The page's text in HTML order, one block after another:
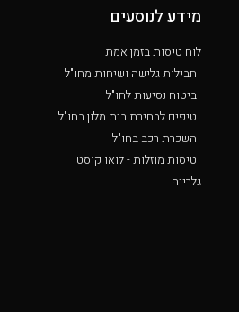
מידע לנוסעים
לוח טיסות בזמן אמת
חבילות גלישה ושיחות מחו"ל
ביטוח נסיעות לחו"ל
טיפים לבחירת בית מלון בחו"ל
השכרת רכב בחו"ל
טיסות מוזלות - לואו קוסט
גלרייה